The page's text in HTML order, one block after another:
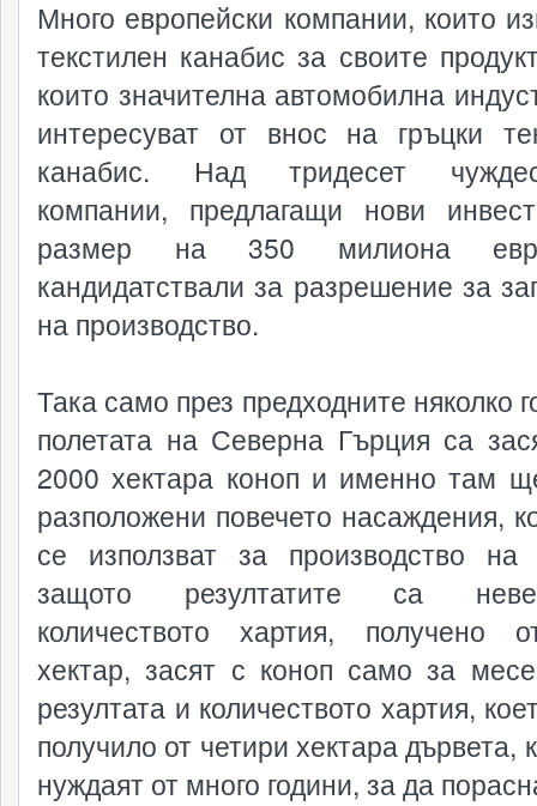
Много европейски компании, които
текстилен канабис за своите
които значителна автомобилна
интересуват от внос на гръцки
канабис. Над тридесет
компании, предлагащи нови
размер на 350 милиона
кандидатствали за разрешение за
на производство.
Така само през предходните няколко
полетата на Северна Гърция са
2000 хектара коноп и именно там
разположени повечето насаждения,
се използват за производство на
защото резултатите са
количеството хартия, получено
хектар, засят с коноп само за
резултата и количеството хартия,
получило от четири хектара дървета,
нуждаят от много години, за да